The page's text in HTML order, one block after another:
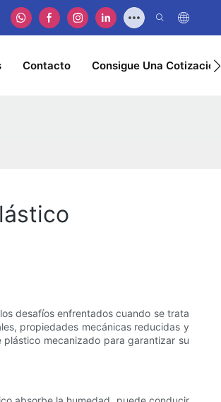
Contacto Consigue Una Cotización
desafíos enfrentados cuando se trata
propiedades mecánicas reducidas y
mecanizado para garantizar su